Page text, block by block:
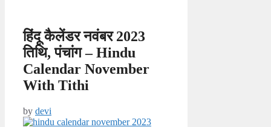
हिंदू कैलेंडर नवंबर 2023
तिथि, पंचांग – Hindu
Calendar November
With Tithi
by devi